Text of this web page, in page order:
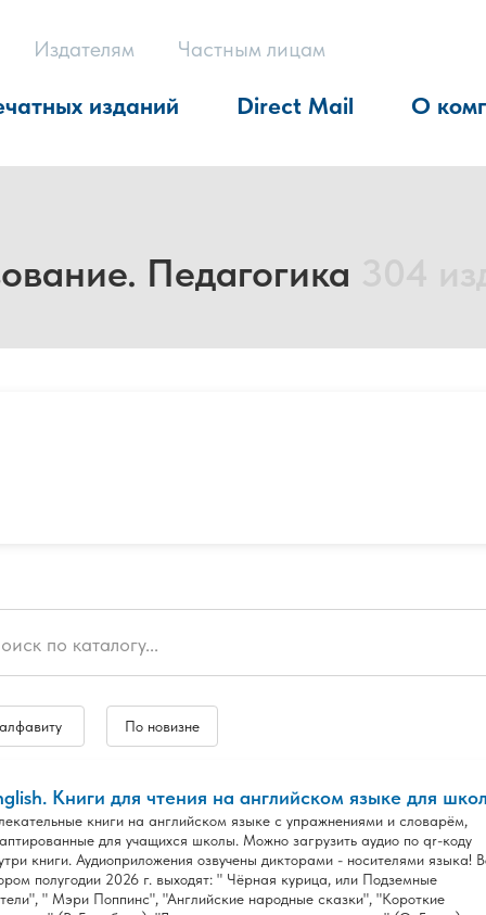
Издателям Частным лицам
изданий Direct Mail О
Педагогика
По новизне
Книги для чтения на английском языке для
книги на английском языке с упражнениями и словарём,
для учащихся школы. Можно загрузить аудио по qr-коду
книги. Аудиоприложения озвучены дикторами - носителями языка!
полугодии 2026 г. выходят: " Чёрная курица, или Подземные
" Мэри Поппинс", "Английские народные сказки", "Короткие